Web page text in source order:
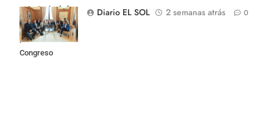
estrategia de las
reformas
pendientes en el
Congreso
Diario EL SOL
2 semanas atrás 0